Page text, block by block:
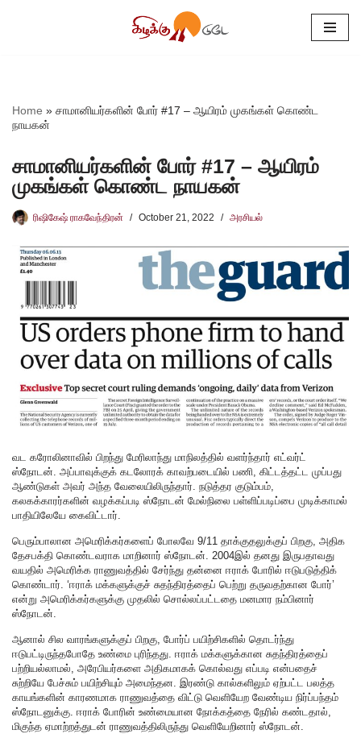
Home » சாமானியர்களின் போர் #17 – ஆயிரம் முகங்கள் கொண்ட
நாயகன்
சாமானியர்களின் போர் #17 – ஆயிரம்
முகங்கள் கொண்ட நாயகன்
ரிஷிகேஷ் ராகவேந்திரன் October 21, 2022 அரசியல்
வட கரோலினாவில் பிறந்து மேரிலாந்து மாநிலத்தில் வளர்ந்தார் எட்வர்ட்
ஸ்நோடன். அப்பாவுக்குக் கடலோரக் காவற்படையில் பணி, கிட்டத்தட்ட முப்பது
ஆண்டுகள் அவர் அந்த வேலையிலிருந்தார். நடுத்தர குடும்பம்,
கலகக்காரர்களின் வழக்கப்படி ஸ்நோடன் மேல்நிலை பள்ளிப்படிப்பை முடிக்காமல்
பாதியிலேயே கைவிட்டார்.
பெரும்பாலான அமெரிக்கர்களைப் போலவே 9/11 தாக்குதலுக்குப் பிறகு, அதிக
தேசபக்தி கொண்டவராக மாறினார் ஸ்நோடன். 2004இல் தனது இருபதாவது
வயதில் அமெரிக்க ராணுவத்தில் சேர்ந்து தன்னை ஈராக் போரில் ஈடுபடுத்திக்
கொண்டார். ‘ஈராக் மக்களுக்குச் சுதந்திரத்தைப் பெற்று தருவதற்கான போர்’
என்று அமெரிக்கர்களுக்கு முதலில் சொல்லப்பட்டதை மனமார நம்பினார்
ஸ்நோடன்.
ஆனால் சில வாரங்களுக்குப் பிறகு, போர்ப் பயிற்சிகளில் தொடர்ந்து
ஈடுபட்டிருந்தபோதே உண்மை புரிந்தது. ஈராக் மக்களுக்கான சுதந்திரத்தைப்
பற்றியல்லாமல், அரேபியர்களை அதிகமாகக் கொல்வது எப்படி என்பதைச்
சுற்றியே பேச்சும் பயிற்சியும் அமைந்தன. இரண்டு கால்களிலும் ஏற்பட்ட பலத்த
காயங்களின் காரணமாக ராணுவத்தை விட்டு வெளியேற வேண்டிய நிர்ப்பந்தம்
ஸ்நோடனுக்கு. ஈராக் போரின் உண்மையான நோக்கத்தை நேரில் கண்டதால்,
மிகுந்த ஏமாற்றத்துடன் ராணுவத்திலிருந்து வெளியேறினார் ஸ்நோடன்.